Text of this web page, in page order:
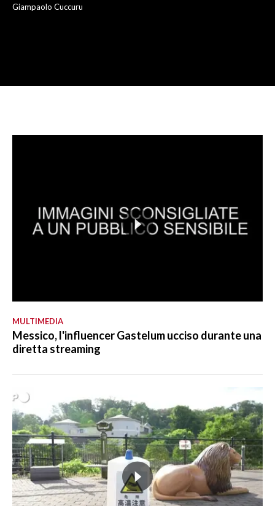
Giampaolo Cuccuru
MULTIMEDIA
Messico, l'influencer Gastelum ucciso durante una
diretta streaming